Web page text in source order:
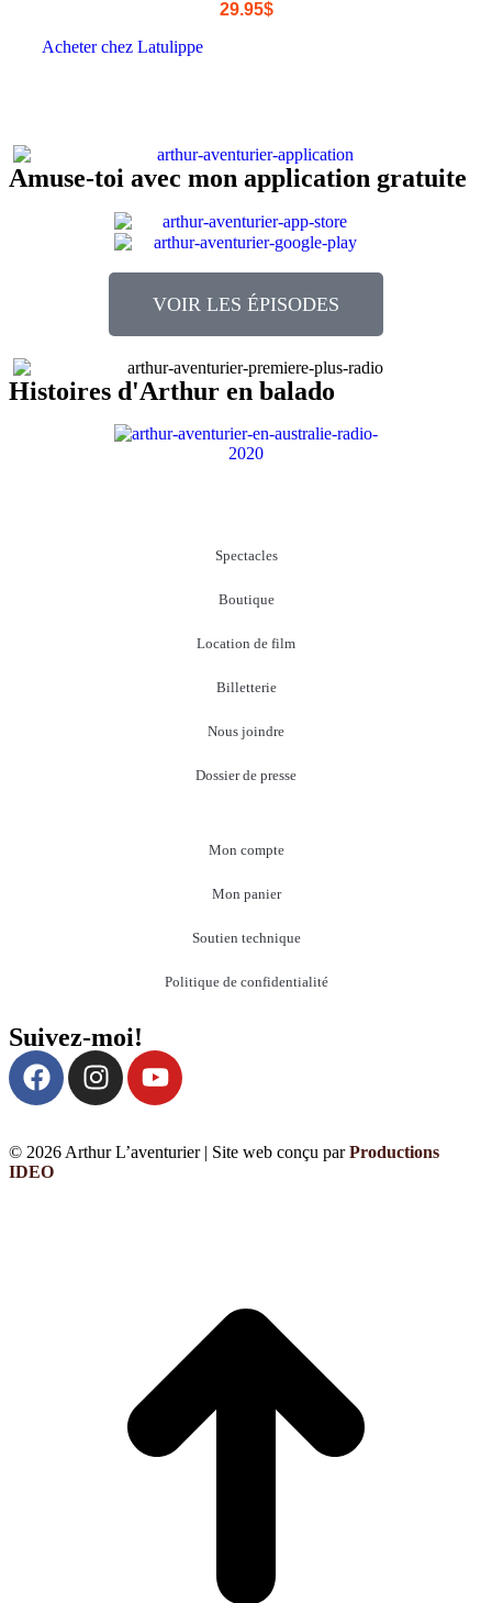
29.95$
Acheter chez Latulippe
Amuse-toi avec mon application gratuite
VOIR LES ÉPISODES
Histoires d'Arthur en balado
Spectacles
Boutique
Location de film
Billetterie
Nous joindre
Dossier de presse
Mon compte
Mon panier
Soutien technique
Politique de confidentialité
Suivez-moi!
© 2026 Arthur L’aventurier | Site web conçu parProductions
IDEO